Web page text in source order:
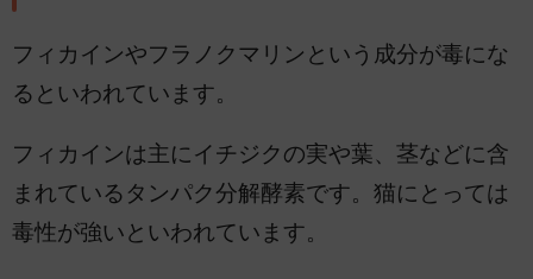
フィカインやフラノクマリンという成分が毒にな
るといわれています。
フィカインは主にイチジクの実や葉、茎などに含
まれているタンパク分解酵素です。猫にとっては
毒性が強いといわれています。